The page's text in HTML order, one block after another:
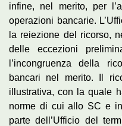
infine, nel merito, per
operazioni bancarie.
la reiezione del ricorso,
delle eccezioni
l’incongruenza della
bancari nel merito. Il
illustrativa, con la quale
norme di cui allo SC e
parte dell’Ufficio del